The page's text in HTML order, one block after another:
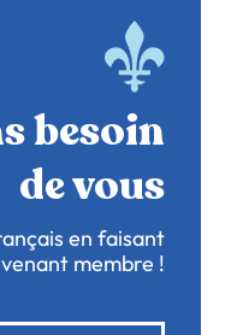
besoin
de vous
en faisant
membre !